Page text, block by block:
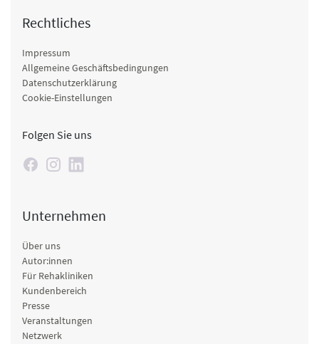
Rechtliches
Impressum
Allgemeine Geschäftsbedingungen
Datenschutzerklärung
Cookie-Einstellungen
Folgen Sie uns
Unternehmen
Über uns
Autor:innen
Für Rehakliniken
Kundenbereich
Presse
Veranstaltungen
Netzwerk